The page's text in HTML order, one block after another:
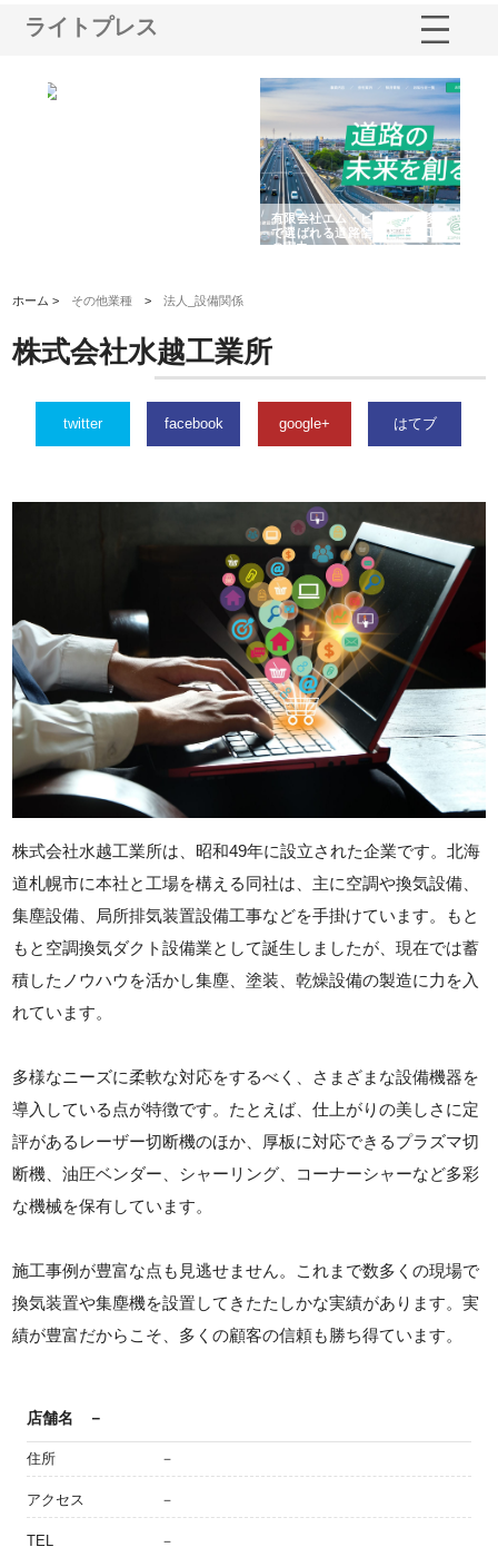
ライトプレス
有限会社エム・ビルドが南多摩
で選ばれる道路舗装と土木工事
の実力
ホーム > その他業種 >法人_設備関係
株式会社水越工業所
twitter facebook google+ はてブ
株式会社水越工業所は、昭和49年に設立された企業です。北海
道札幌市に本社と工場を構える同社は、主に空調や換気設備、
集塵設備、局所排気装置設備工事などを手掛けています。もと
もと空調換気ダクト設備業として誕生しましたが、現在では蓄
積したノウハウを活かし集塵、塗装、乾燥設備の製造に力を入
れています。
多様なニーズに柔軟な対応をするべく、さまざまな設備機器を
導入している点が特徴です。たとえば、仕上がりの美しさに定
評があるレーザー切断機のほか、厚板に対応できるプラズマ切
断機、油圧ベンダー、シャーリング、コーナーシャーなど多彩
な機械を保有しています。
施工事例が豊富な点も見逃せません。これまで数多くの現場で
換気装置や集塵機を設置してきたたしかな実績があります。実
績が豊富だからこそ、多くの顧客の信頼も勝ち得ています。
店舗名 －
住所 －
アクセス －
TEL －